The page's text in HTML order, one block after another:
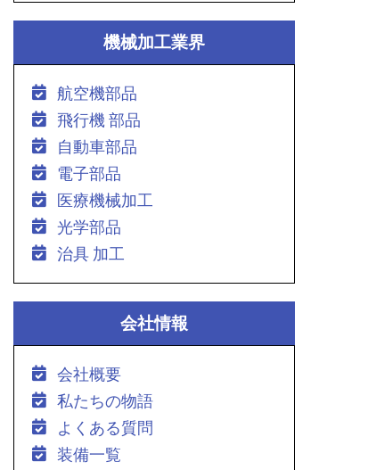
機械加工業界
航空機部品
飛行機 部品
自動車部品
電子部品
医療機械加工
光学部品
治具 加工
会社情報
会社概要
私たちの物語
よくある質問
装備一覧